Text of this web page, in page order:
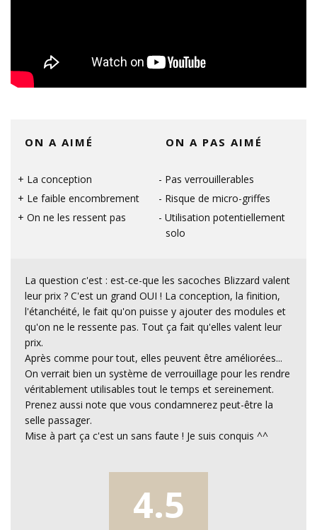
La question c'est : est-ce-que les sacoches Blizzard valent
leur prix ? C'est un grand OUI ! La conception, la finition,
l'étanchéité, le fait qu'on puisse y ajouter des modules et
qu'on ne le ressente pas. Tout ça fait qu'elles valent leur
prix.
Après comme pour tout, elles peuvent être améliorées...
On verrait bien un système de verrouillage pour les rendre
véritablement utilisables tout le temps et sereinement.
Prenez aussi note que vous condamnerez peut-être la
selle passager.
Mise à part ça c'est un sans faute ! Je suis conquis ^^
ON A AIMÉ
La conception
Le faible encombrement
On ne les ressent pas
ON A PAS AIMÉ
Pas verrouillerables
Risque de micro-griffes
Utilisation potentiellement
solo
4.5